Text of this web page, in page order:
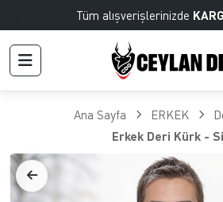
Tüm alışverişlerinizde
Ana Sayfa ERKEK
Erkek Deri Kürk -